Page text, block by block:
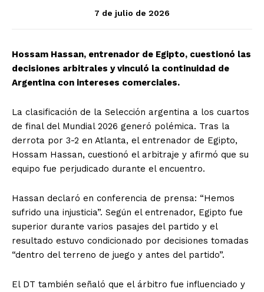
7 de julio de 2026
Hossam Hassan, entrenador de Egipto, cuestionó las
decisiones arbitrales y vinculó la continuidad de
Argentina con intereses comerciales.
La clasificación de la Selección argentina a los cuartos
de final del Mundial 2026 generó polémica. Tras la
derrota por 3-2 en Atlanta, el entrenador de Egipto,
Hossam Hassan, cuestionó el arbitraje y afirmó que su
equipo fue perjudicado durante el encuentro.
Hassan declaró en conferencia de prensa: “Hemos
sufrido una injusticia”. Según el entrenador, Egipto fue
superior durante varios pasajes del partido y el
resultado estuvo condicionado por decisiones tomadas
“dentro del terreno de juego y antes del partido”.
El DT también señaló que el árbitro fue influenciado y